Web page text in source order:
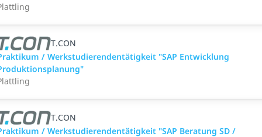
T.CON
/ Werkstudierendentätigkeit "SAP Entwicklung
T.CON
/ Werkstudierendentätigkeit "SAP Beratung SD /